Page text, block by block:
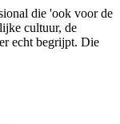
die 'ook voor de
cultuur, de
echt begrijpt. Die